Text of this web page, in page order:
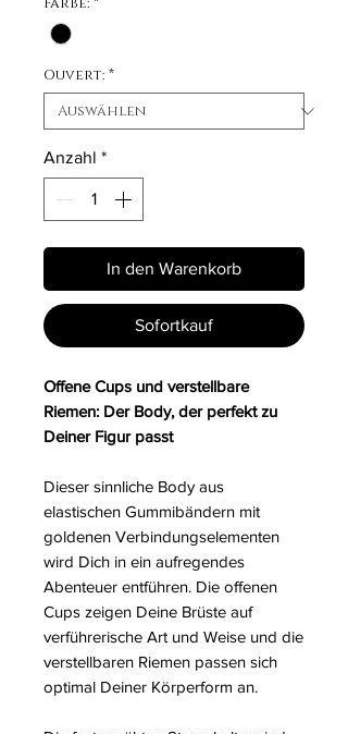
Ouvert: *
Anzahl *
In den Warenkorb
Sofortkauf
Offene Cups und verstellbare
Riemen: Der Body, der perfekt zu
Deiner Figur passt
Dieser sinnliche Body aus
elastischen Gummibändern mit
goldenen Verbindungselementen
wird Dich in ein aufregendes
Abenteuer entführen. Die offenen
Cups zeigen Deine Brüste auf
verführerische Art und Weise und die
verstellbaren Riemen passen sich
optimal Deiner Körperform an.